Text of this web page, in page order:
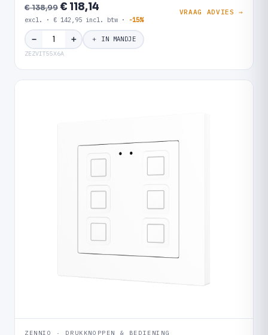
€ 138,99€ 118,14
excl. · € 142,95 incl. btw · -15%
VRAAG ADVIES →
− ＋ ＋ IN MANDJE
ZEZVIT55X6A
ZENNIO · DRUKKNOPPEN & BEDIENING